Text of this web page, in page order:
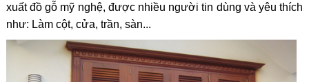
xuất đồ gỗ mỹ nghệ, được nhiều người tin dùng và yêu thích
như: Làm cột, cửa, trần, sàn...